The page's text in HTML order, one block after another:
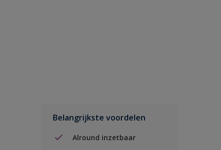
Belangrijkste voordelen
Alround inzetbaar